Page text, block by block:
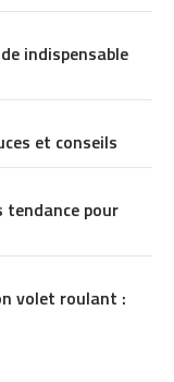
indispensable
et conseils
tendance pour
volet roulant :